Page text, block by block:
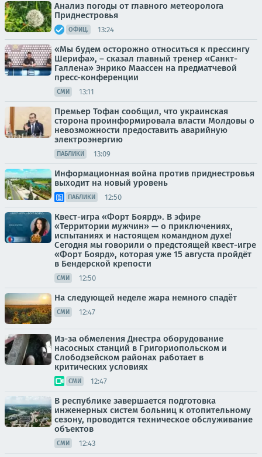
Анализ погоды от главного метеоролога
Приднестровья
ОФИЦ. 13:24
«Мы будем осторожно относиться к прессингу
Шерифа», – сказал главный тренер «Санкт-
Галлена» Энрико Маассен на предматчевой
пресс-конференции
СМИ 13:11
Премьер Тофан сообщил, что украинская
сторона проинформировала власти Молдовы о
невозможности предоставить аварийную
электроэнергию
ПАБЛИКИ 13:09
Информационная война против приднестровья
выходит на новый уровень
ПАБЛИКИ 12:50
Квест-игра «Форт Боярд». В эфире
«Территории мужчин» — о приключениях,
испытаниях и настоящем командном духе!
Сегодня мы говорили о предстоящей квест-игре
«Форт Боярд», которая уже 15 августа пройдёт
в Бендерской крепости
СМИ 12:50
На следующей неделе жара немного спадёт
СМИ 12:47
Из-за обмеления Днестра оборудование
насосных станций в Григориопольском и
Слободзейском районах работает в
критических условиях
СМИ 12:47
В республике завершается подготовка
инженерных систем больниц к отопительному
сезону, проводится техническое обслуживание
объектов
СМИ 12:43